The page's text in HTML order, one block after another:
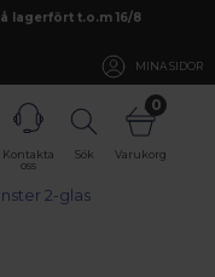
lagerfört t.o.m 16/8
MINA SIDOR
Kontakta
oss
Sök
0
Varukorg
2-glas